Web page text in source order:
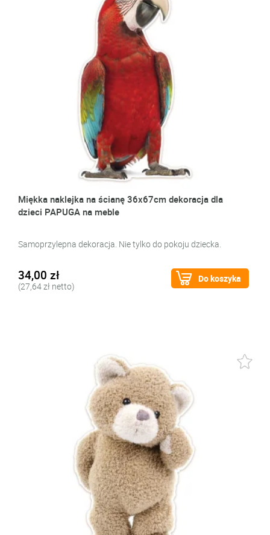
Miękka naklejka na ścianę 36x67cm dekoracja dla
dzieci PAPUGA na meble
Samoprzylepna dekoracja. Nie tylko do pokoju dziecka.
34,00 zł
(27,64 zł netto)
Do koszyka